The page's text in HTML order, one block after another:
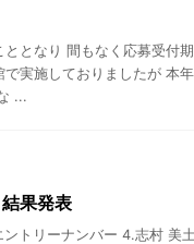
となり 間もなく応募受付
実施しておりましたが 本
...
果発表
トリーナンバー 4.志村 美